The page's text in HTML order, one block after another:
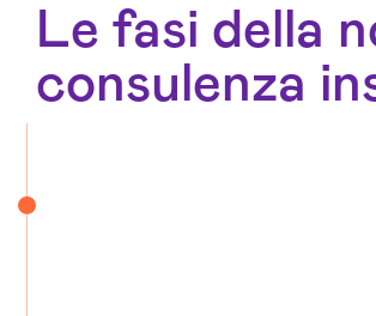
Le fasi della
consulenza